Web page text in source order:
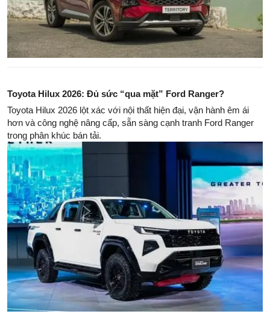
Toyota Hilux 2026: Đủ sức “qua mặt” Ford Ranger?
Toyota Hilux 2026 lột xác với nội thất hiện đại, vận hành êm ái
hơn và công nghệ nâng cấp, sẵn sàng cạnh tranh Ford Ranger
trong phân khúc bán tải.